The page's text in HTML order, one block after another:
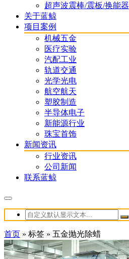
超声波震棒/震板/换能器
关于蓝鲸
项目案例
机械五金
医疗实验
汽配工业
轨道交通
光学光电
航空航天
塑胶制造
半导体电子
新能源行业
珠宝首饰
新闻资讯
行业资讯
公司新闻
联系蓝鲸
首页 » 标签 » 五金抛光除蜡